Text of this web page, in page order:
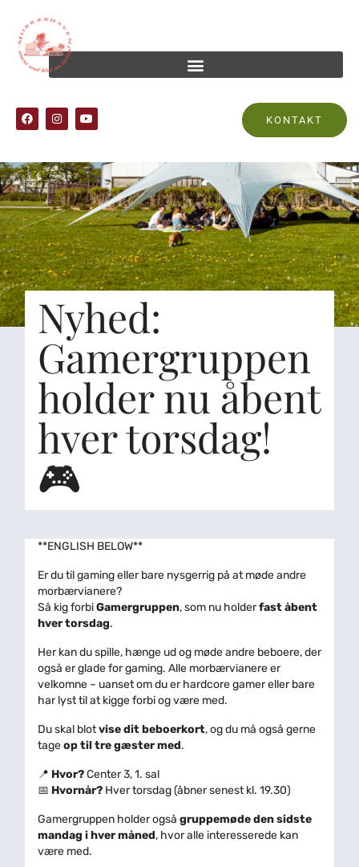
KONTAKT
Nyhed:
Gamergruppen
holder nu åbent
hver torsdag!
🎮
**ENGLISH BELOW**
Er du til gaming eller bare nysgerrig på at møde andre
morbærvianere?
Så kig forbiGamergruppen, som nu holderfast åbent
hver torsdag.
Her kan du spille, hænge ud og møde andre beboere, der
også er glade for gaming. Alle morbærvianere er
velkomne – uanset om du er hardcore gamer eller bare
har lyst til at kigge forbi og være med.
Du skal blotvise dit beboerkort, og du må også gerne
tageop til tre gæster med.
📍 Hvor?Center 3, 1. sal
📅 Hvornår?Hver torsdag (åbner senest kl. 19.30)
Gamergruppen holder også gruppemøde den sidste
mandag i hver måned, hvor alle interesserede kan
være med.